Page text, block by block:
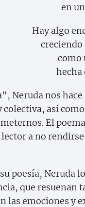
en
Hay algo
como
hecha
Neruda nos
así
El
a no
poesía, Neruda
que resuenan
las emociones y